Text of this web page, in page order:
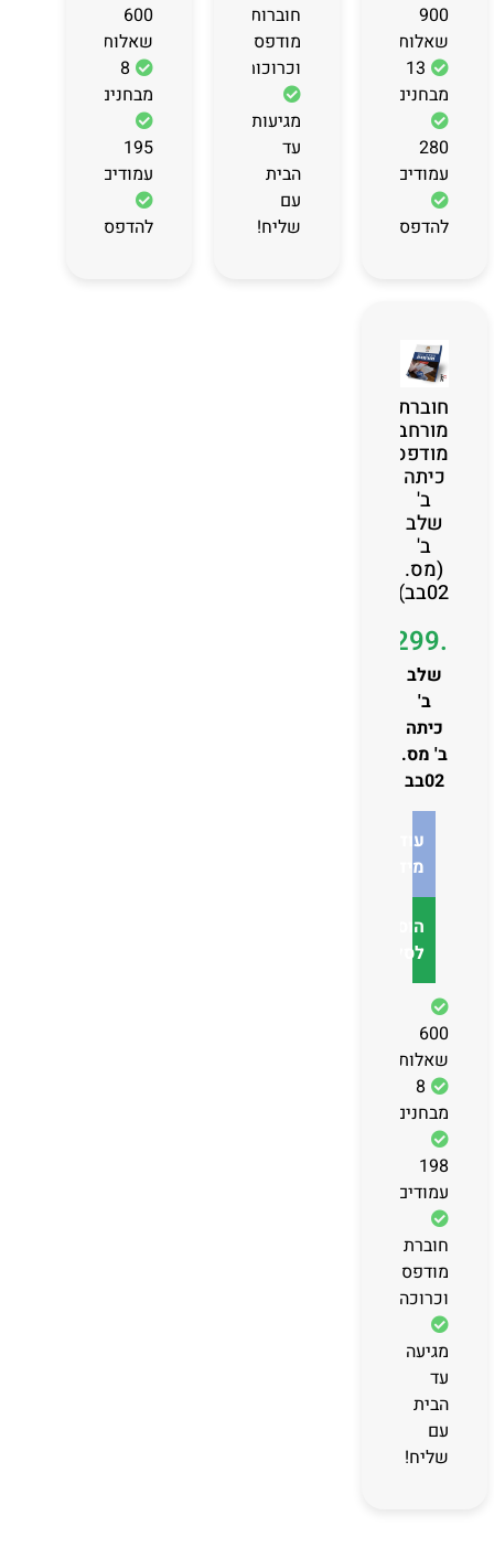
900
שאלות
13
מבחנים
280
עמודים
להדפסה
חוברות
מודפסות
וכרוכות
מגיעות
עד
הבית
עם
שליח!
600
שאלות
8
מבחנים
195
עמודים
להדפסה
חוברת
מורחבת
מודפסת
כיתה
ב'
שלב
ב'
(מס.
02בב)
600
שאלות
8
מבחנים
198
עמודים
חוברת
מודפסת
וכרוכה
מגיעה
עד
הבית
עם
שליח!
299.00
שלב
ב'
כיתה
ב' מס.
02בב
עוד
מידע
הוספה
לסל